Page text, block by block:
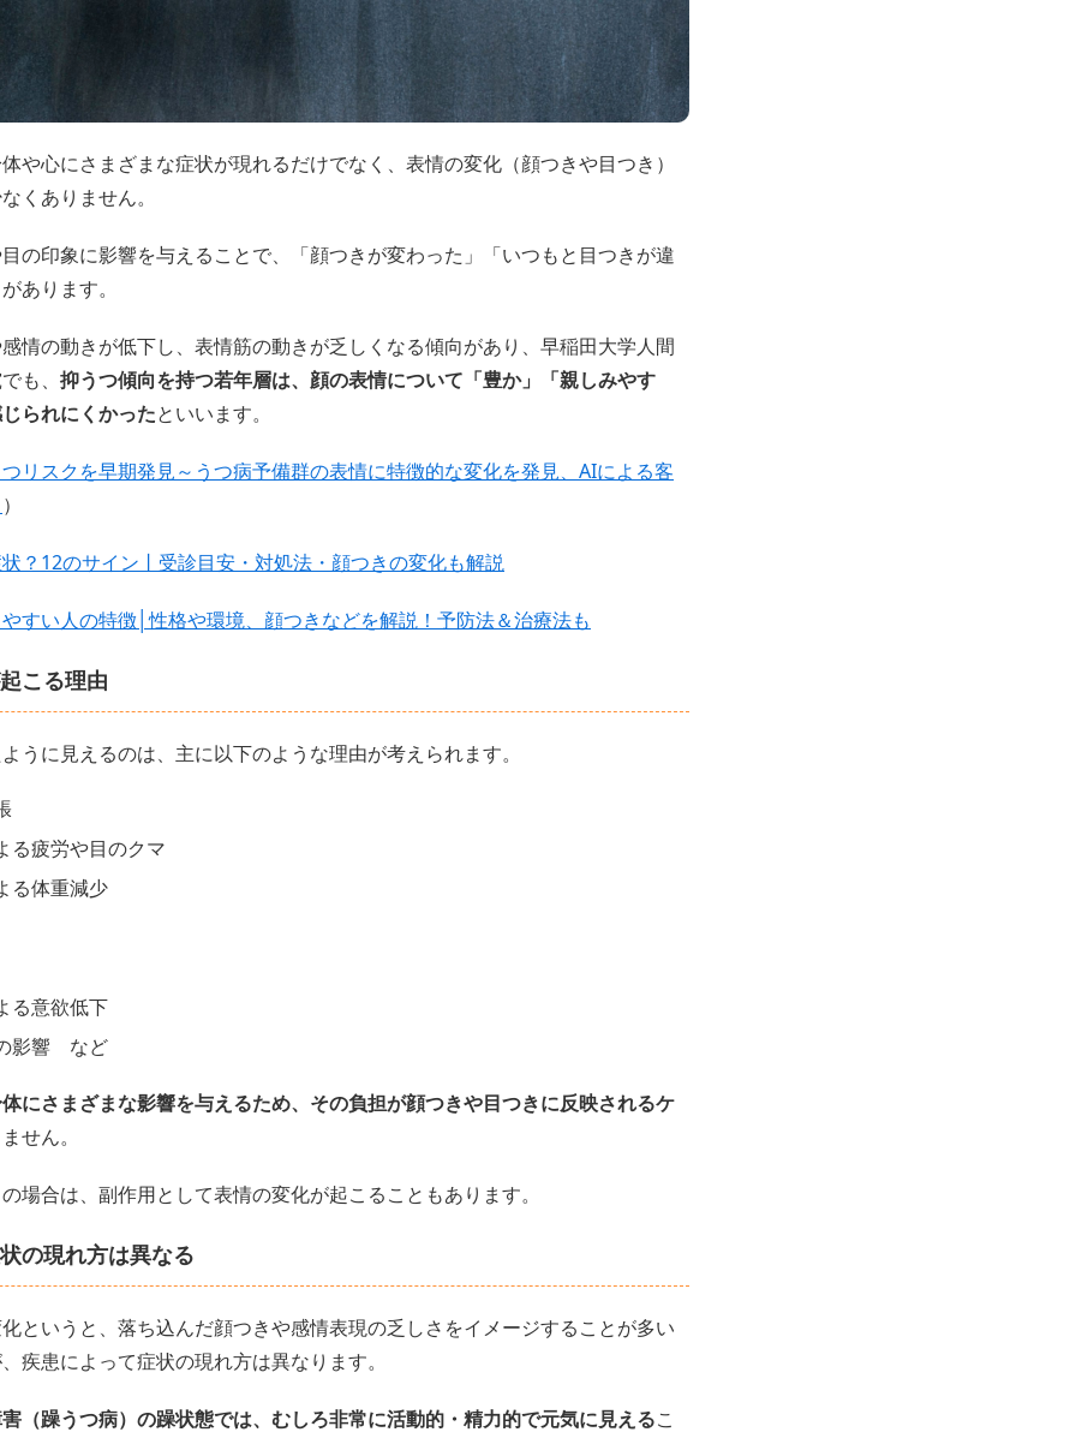
や心にさまざまな症状が現れるだけでなく、表情の変化（顔つきや目つき）
くありません。
の印象に影響を与えることで、「顔つきが変わった」「いつもと目つきが違
あります。
情の動きが低下し、表情筋の動きが乏しくなる傾向があり、早稲田大学人間
も、 抑うつ傾向を持つ若年層は、顔の表情について「豊か」「親しみやす
られにくかったといいます。
リスクを早期発見～うつ病予備群の表情に特徴的な変化を発見、AIによる客
）
？12のサイン丨受診目安・対処法・顔つきの変化も解説
すい人の特徴│性格や環境、顔つきなどを解説！予防法＆治療法も
こる理由
うに見えるのは、主に以下のような理由が考えられます。
る疲労や目のクマ
る体重減少
る意欲低下
影響 など
にさまざまな影響を与えるため、その負担が顔つきや目つきに反映されるケ
せん。
場合は、副作用として表情の変化が起こることもあります。
の現れ方は異なる
というと、落ち込んだ顔つきや感情表現の乏しさをイメージすることが多い
疾患によって症状の現れ方は異なります。
（躁うつ病）の躁状態では、むしろ非常に活動的・精力的で元気に見えるこ